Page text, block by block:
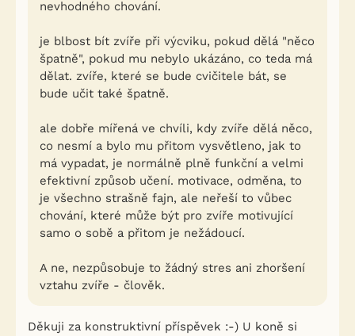
nevhodného chování.
je blbost bít zvíře při výcviku, pokud dělá "něco
špatně", pokud mu nebylo ukázáno, co teda má
dělat. zvíře, které se bude cvičitele bát, se
bude učit také špatně.
ale dobře mířená ve chvíli, kdy zvíře dělá něco,
co nesmí a bylo mu přitom vysvětleno, jak to
má vypadat, je normálně plně funkční a velmi
efektivní způsob učení. motivace, odměna, to
je všechno strašně fajn, ale neřeší to vůbec
chování, které může být pro zvíře motivující
samo o sobě a přitom je nežádoucí.
A ne, nezpůsobuje to žádný stres ani zhoršení
vztahu zvíře - člověk.
Děkuji za konstruktivní příspěvek :-) U koně si